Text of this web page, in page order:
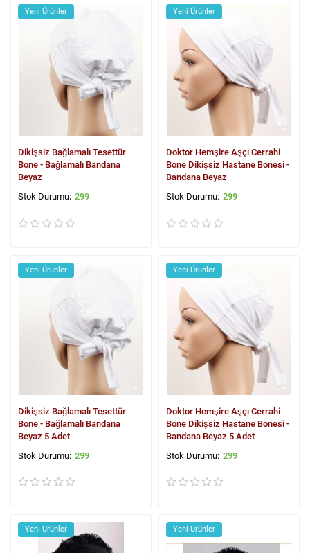
Yeni Ürünler
Dikişsiz Bağlamalı Tesettür
Bone - Bağlamalı Bandana
Beyaz
299
Yeni Ürünler
Doktor Hemşire Aşçı Cerrahi
Bone Dikişsiz Hastane Bonesi -
Bandana Beyaz
299
Yeni Ürünler
Dikişsiz Bağlamalı Tesettür
Bone - Bağlamalı Bandana
Beyaz 5 Adet
299
Yeni Ürünler
Doktor Hemşire Aşçı Cerrahi
Bone Dikişsiz Hastane Bonesi -
Bandana Beyaz 5 Adet
299
Yeni Ürünler Yeni Ürünler